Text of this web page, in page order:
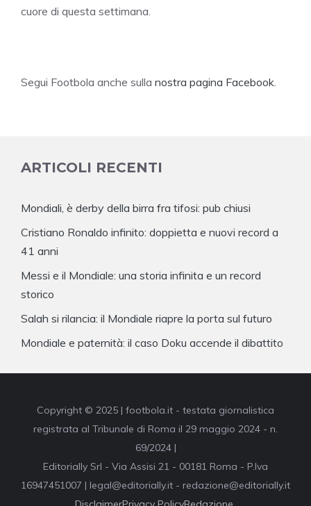
cuore di questa settimana.
Segui Footbola anche sulla nostra pagina Facebook.
ARTICOLI RECENTI
Mondiali, è derby della birra fra tifosi: pub chiusi
Cristiano Ronaldo infinito: doppietta e nuovi record a
41 anni
Messi e il Mondiale: una storia infinita e un record
storico
Salah si rilancia: il Mondiale riapre la porta sul futuro
Mondiale e paternità: il caso Doku accende il dibattito
Copyright © 2025 | footbola.it - testata giornalistica
registrata al Tribunale di Roma il 29 maggio 2024 - n.
69/2024 |
Editorially Srl - Via Assisi 21 - 00181 Roma - P.Iva
16947451007 | legal@editorially.it - redazione@editorially.it